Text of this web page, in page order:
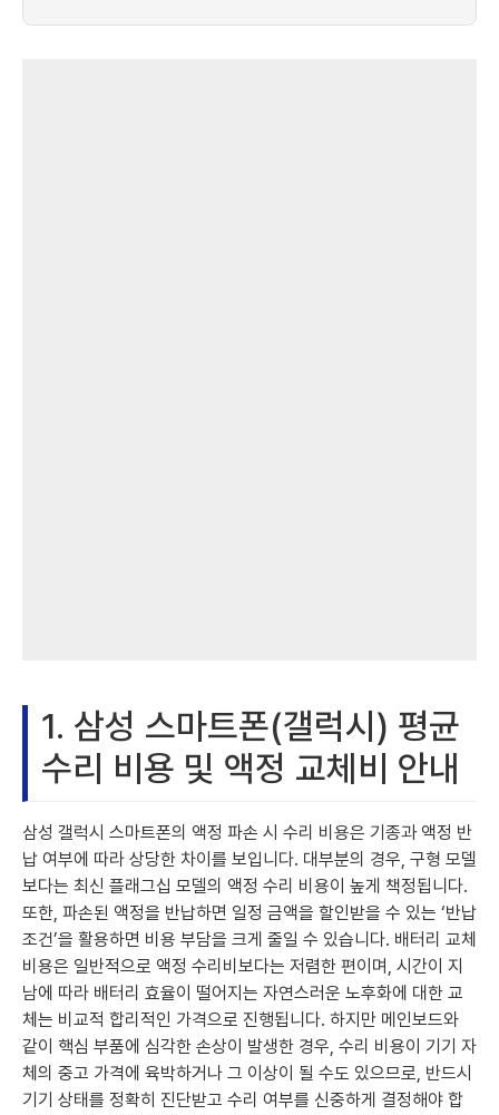
1. 삼성 스마트폰(갤럭시) 평균
수리 비용 및 액정 교체비 안내
삼성 갤럭시 스마트폰의 액정 파손 시 수리 비용은 기종과 액정 반
납 여부에 따라 상당한 차이를 보입니다. 대부분의 경우, 구형 모델
보다는 최신 플래그십 모델의 액정 수리 비용이 높게 책정됩니다.
또한, 파손된 액정을 반납하면 일정 금액을 할인받을 수 있는 ‘반납
조건’을 활용하면 비용 부담을 크게 줄일 수 있습니다. 배터리 교체
비용은 일반적으로 액정 수리비보다는 저렴한 편이며, 시간이 지
남에 따라 배터리 효율이 떨어지는 자연스러운 노후화에 대한 교
체는 비교적 합리적인 가격으로 진행됩니다. 하지만 메인보드와
같이 핵심 부품에 심각한 손상이 발생한 경우, 수리 비용이 기기 자
체의 중고 가격에 육박하거나 그 이상이 될 수도 있으므로, 반드시
기기 상태를 정확히 진단받고 수리 여부를 신중하게 결정해야 합